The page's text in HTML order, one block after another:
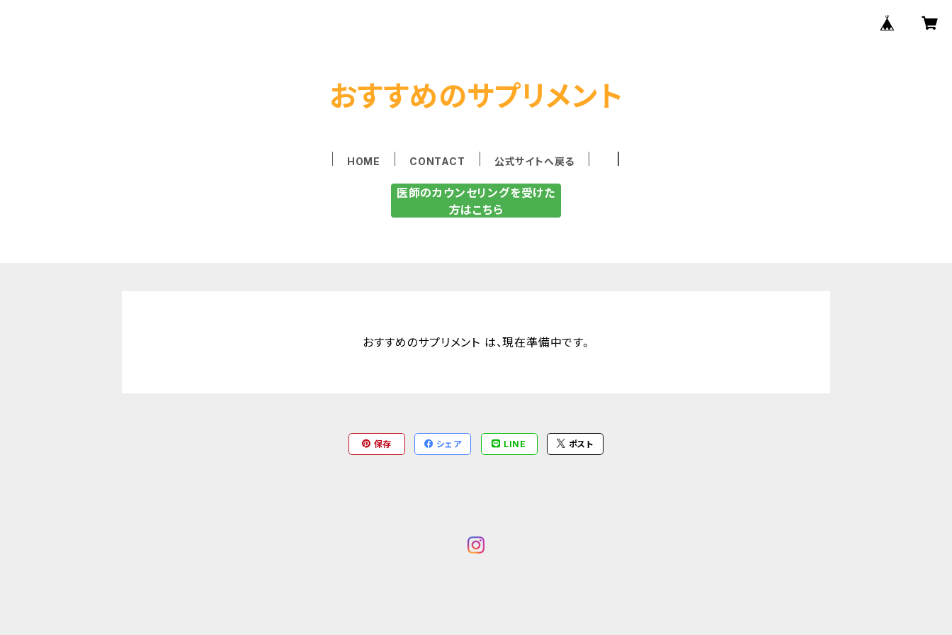
おすすめのサプリメント
HOME CONTACT 公式サイトへ戻る
医師のカウンセリングを受けた
方はこちら
おすすめのサプリメント は、現在準備中です。
保存 シェア LINE ポスト